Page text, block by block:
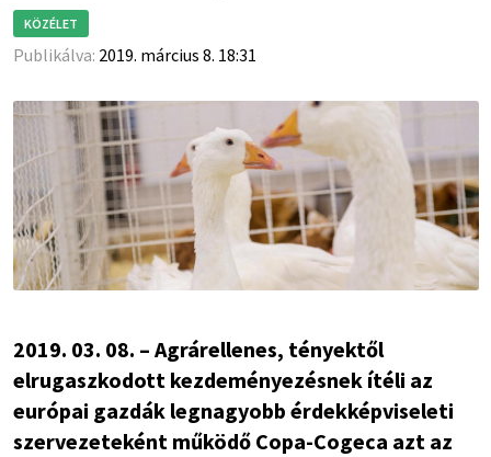
KÖZÉLET
Publikálva: 2019. március 8. 18:31
2019. 03. 08. – Agrárellenes, tényektől
elrugaszkodott kezdeményezésnek ítéli az
európai gazdák legnagyobb érdekképviseleti
szervezeteként működő Copa-Cogeca azt az